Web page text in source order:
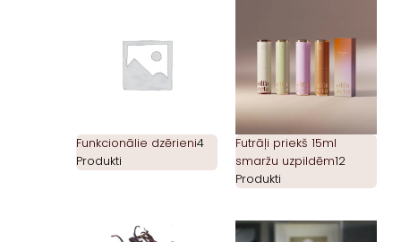
Funkcionālie dzērieni4
Produkti
Futrāļi priekš 15ml
smaržu uzpildēm12
Produkti